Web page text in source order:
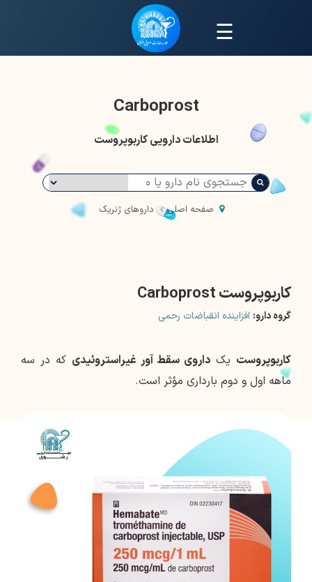
☰
Carboprost
اطلاعات دارویی کاربوپروست
صفحه اصلی داروهای ژنریک
کاربوپروست Carboprost
گروه دارو: افزاینده انقباضات رحمی
کاربوپروست یک داروی سقط آور غیراستروئیدی که در سه
ماهه اول و دوم بارداری مؤثر است.